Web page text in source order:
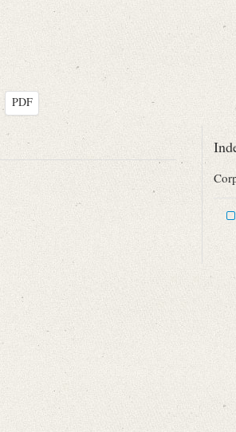
PDF
ihres Studien Entwurfes erweitert habe. [...]“